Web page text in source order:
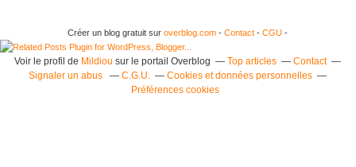
Créer un blog gratuit suroverblog.com -Contact-CGU-
Voir le profil de Mildiou sur le portail Overblog Top articles
Contact
Signaler un abus
C.G.U.
Cookies et données personnelles
Préférences cookies